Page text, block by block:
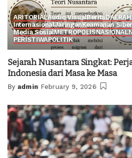
ARITORIALAudio VisualBeritaDAERAH
InternasionalJaringanKeamanan
Media SosialMETROPOLISNASIONAL
PERISTIWAPOLITIK
Sejarah Nusantara Singkat:
Indonesia dari Masa ke Masa
Posted
By admin February 9, 2026